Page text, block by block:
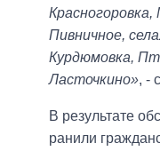
Пивничное,
Курдюмовка,
Ласточкино», -
В результате
ранили